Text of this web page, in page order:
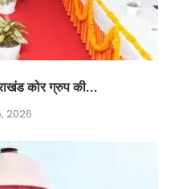
कोर ग्रुप की...
2026